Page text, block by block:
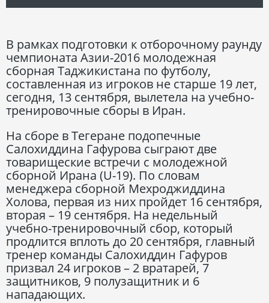
В рамках подготовки к отборочному раунду
чемпионата Азии-2016 молодежная
сборная Таджикистана по футболу,
составленная из игроков не старше 19 лет,
сегодня, 13 сентября, вылетела на учебно-
тренировочные сборы в Иран.
На сборе в Тегеране подопечные
Салохиддина Гафурова сыграют две
товарищеские встречи с молодежной
сборной Ирана (U-19). По словам
менеджера сборной Мехроджиддина
Холова, первая из них пройдет 16 сентября,
вторая – 19 сентября. На недельный
учебно-тренировочный сбор, который
продлится вплоть до 20 сентября, главный
тренер команды Салохиддин Гафуров
призвал 24 игроков – 2 вратарей, 7
защитников, 9 полузащитник и 6
нападающих.